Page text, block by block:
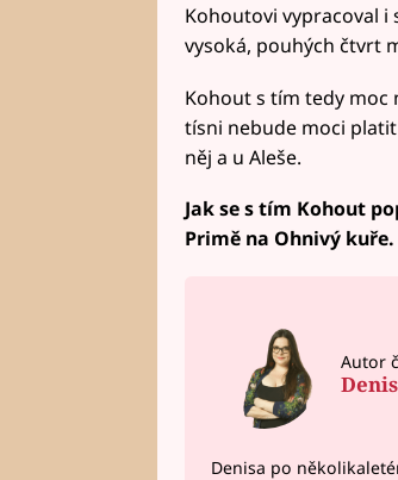
Kohoutovi vypracoval i
vysoká, pouhých čtvrt
Kohout s tím tedy moc
tísni nebude moci
něj a u Aleše.
Jak se s tím Kohout
Primě na Ohnivý kuře.
Autor
Denisa po